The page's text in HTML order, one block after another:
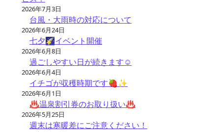
2026年7月3日
台風・大雨時の対応について
2026年6月24日
七夕🌠イベント開催
2026年6月8日
過ごしやすい日が続きます☺
2026年6月4日
イチゴが収穫時期です🍓✨
2026年6月1日
♨温泉割引券のお取り扱い♨
2026年5月25日
週末は寒暖差にご注意ください！